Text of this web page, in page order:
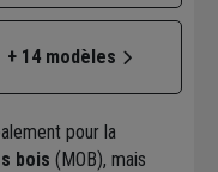
+ 14 modèles
pour la
bois (MOB), mais